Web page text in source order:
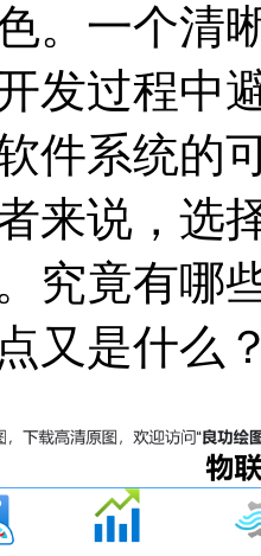
。一个清
发过程中
件系统的
来说，选
究竟有哪
又是什么